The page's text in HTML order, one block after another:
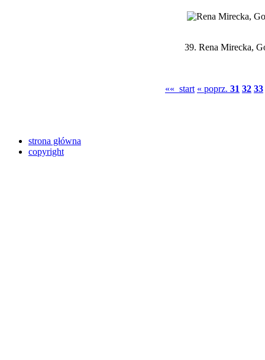
39. Rena Mirecka,
«« start « poprz. 31 32 33
strona główna
copyright